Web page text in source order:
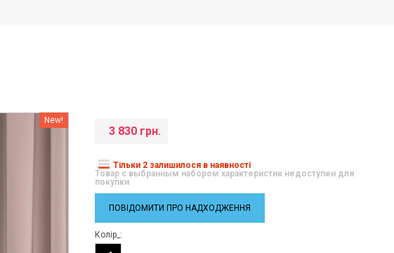
New!
3 830 грн.
Тільки 2 залишилося в наявності
Товар с выбранным набором характеристик недоступен для
покупки
ПОВІДОМИТИ ПРО НАДХОДЖЕННЯ
Колір_: